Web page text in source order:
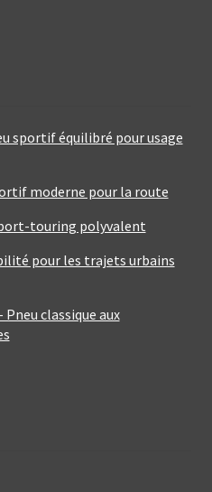
sportif équilibré pour usage
moderne pour la route
touring polyvalent
pour les trajets urbains
classique aux